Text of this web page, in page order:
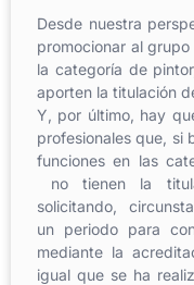
Desde nuestra
promocionar al
la categoría de
aporten la titulación
Y, por último, hay
profesionales que, si
funciones en las
no tienen la
solicitando,
un periodo para
mediante la
igual que se ha